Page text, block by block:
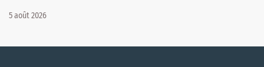
5 août 2026